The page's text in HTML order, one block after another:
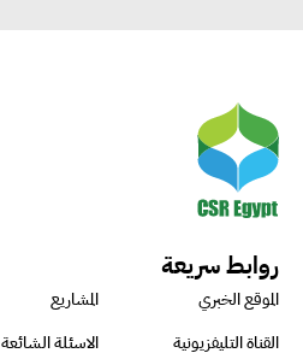
روابط سريعة
الموقع الخبري
المشاريع
القناة التليفزيونية
الاسئلة الشائعة